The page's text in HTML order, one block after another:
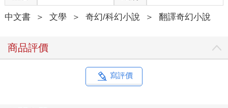
「啊，傷心的景象！」八月說。
第三小號手嘀咕：「你知道什麼是『傷心的景象』嗎？就是在熱
「你知道還有更傷心的景象嗎？連續四天，行走於遙遠的邊緣小
鎮之間。」這位是十
「『傷心的景象』是什麼意思？」奧莉薇問，她才六歲，是低音
中文書 ＞ 文學 ＞ 奇幻/科幻小說 ＞ 翻譯奇幻小說
商品評價
寫評價